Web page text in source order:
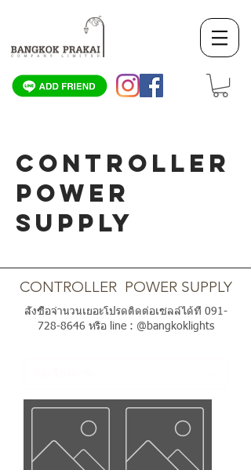
CONTROLLER
POWER
SUPPLY
CONTROLLER POWER SUPPLY
สั่งซื้อจำนวนเยอะโปรดติดต่อเซลล์ได้ที่ 091-
728-8646หรือ line : @bangkoklights